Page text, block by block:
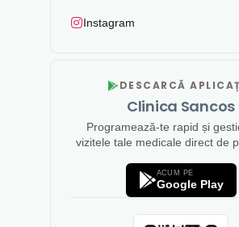
Instagram
DESCARCĂ
Clinica Sancos
Programează-te rapid și
vizitele tale medicale direct de
ACUM PE
Google Play